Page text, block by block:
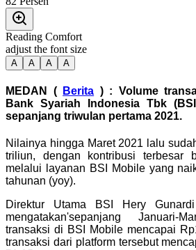
Reading Comfort
adjust the font size
A A A A
MEDAN ( Berita ) : Volume
Bank Syariah Indonesia Tbk
sepanjang triwulan pertama 2021.
Nilainya hingga Maret 2021 lalu
triliun, dengan kontribusi terbesar
melalui layanan BSI Mobile yang
tahunan (yoy).
Direktur Utama BSI Hery
mengatakan'sepanjang Januari-
transaksi di BSI Mobile mencapai
transaksi dari platform tersebut